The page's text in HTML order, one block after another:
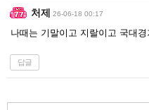
처제 26-06-18 00:17
나때는 기말이고 지랄이고 국대
답글